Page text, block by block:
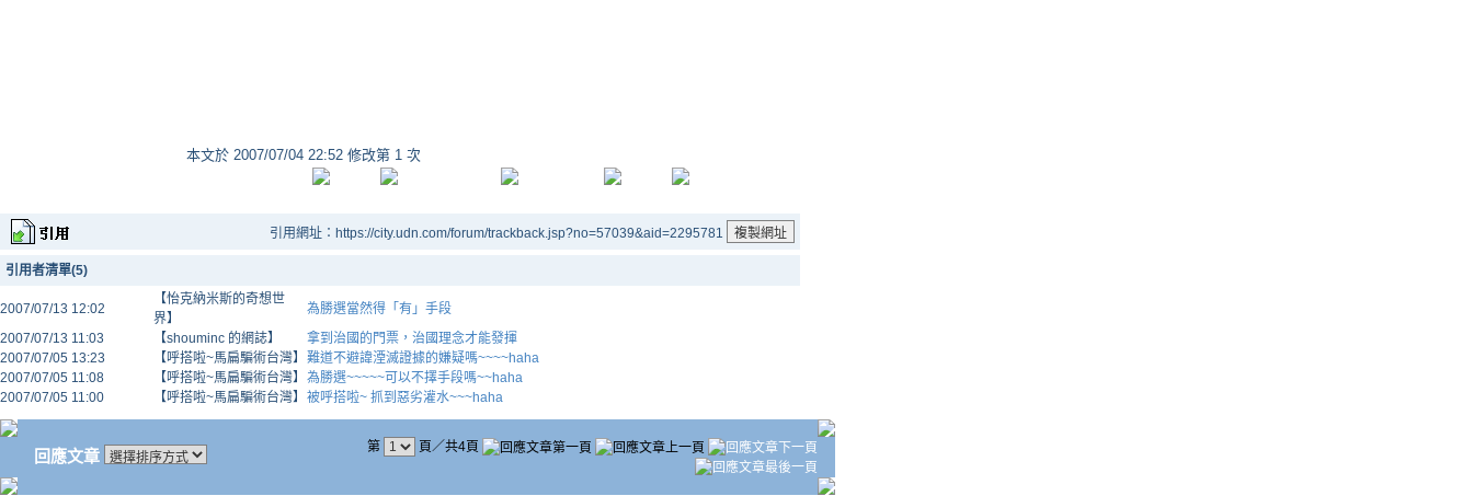
本文於 2007/07/04 22:52 修改第 1 次
引用網址：https://city.udn.com/forum/trackback.jsp?no=57039&aid=2295781
引用者清單(5)
2007/07/13 12:02
【怡克納米斯的奇想世
界】
為勝選當然得「有」手段
2007/07/13 11:03
【shouminc 的網誌】
拿到治國的門票，治國理念才能發揮
2007/07/05 13:23
【呼搭啦~馬扁騙術台灣】 難道不避諱湮滅證據的嫌疑嗎~~~~haha
2007/07/05 11:08
【呼搭啦~馬扁騙術台灣】 為勝選~~~~~可以不擇手段嗎~~haha
2007/07/05 11:00
【呼搭啦~馬扁騙術台灣】 被呼搭啦~ 抓到惡劣灌水~~~haha
回應文章 第 頁／共4頁